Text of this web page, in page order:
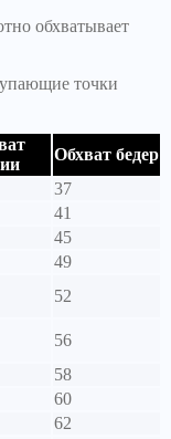
обхватывает
точки
Обхват бедер
37
41
45
49
52
56
58
60
62